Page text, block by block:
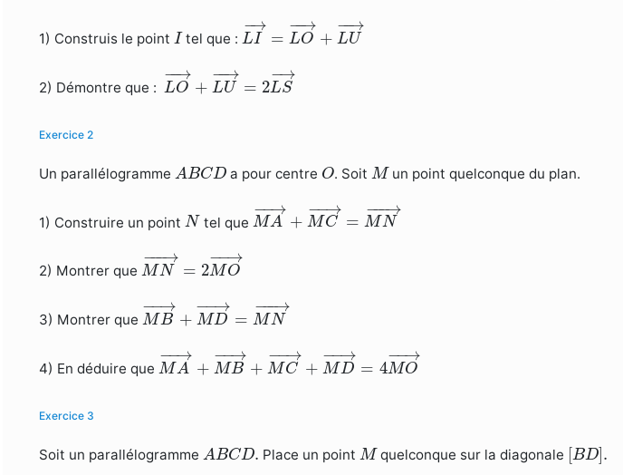
1) Construis le point I
I tel que :
−→
LI =
−
− →
LO +
−
− →
LU
LI→ LO→ LU→
2) Démontre que :
−
− →
LO +
−
− →
LU = 2
−→
LS
LO→ +LU→ 2LS→
Exercice 2
Un parallélogramme ABCD
A BCD a pour centre O
O. Soit M
Mun point quelconque du plan.
1) Construire un pointN
N tel que
−−→
MA +
−−→
MC =
−−−→
MN
→ → →
2) Montrer que
−−−→
MN = 2
−−→
MO
MN→ MO→
3) Montrer que
−−→
MB +
−−→
MD =
−−−→
MN
MB→ MD→ MN→
4) En déduire que
−−→
MA +
−−→
MB +
−−→
MC +
−−→
MD = 4
−−→
MO
MA→ MB→ MC→ MD→ MO→
Exercice 3
Soit un parallélogrammeABCD.
A BCD. Place un point M
Mquelconque sur la diagonale [BD].
[BD]